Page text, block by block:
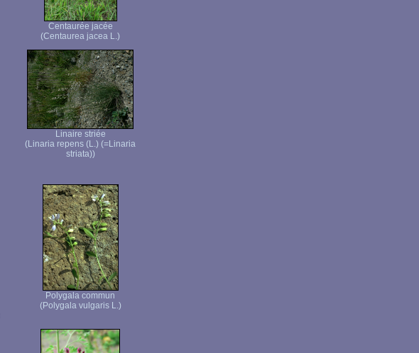
Centaurée jacée
(Centaurea jacea L.)
Linaire striée
(Linaria repens (L.) (=Linaria
striata))
Polygala commun
(Polygala vulgaris L.)